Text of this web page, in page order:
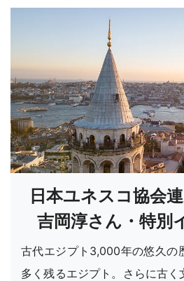
日本ユネスコ協会
吉岡淳さん・特別
古代エジプト3,000年の悠久の
多く残るエジプト。さらに古く